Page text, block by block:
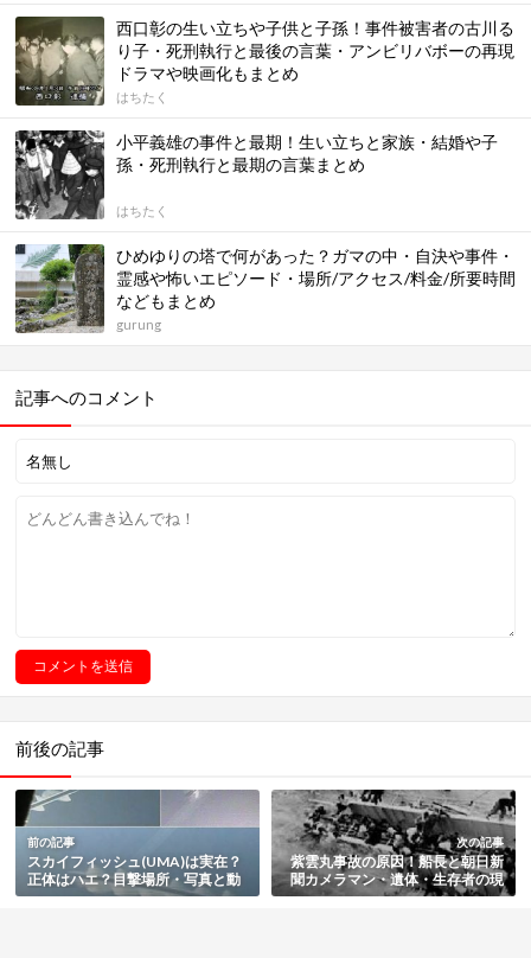
西口彰の生い立ちや子供と子孫！事件被害者の古川る
り子・死刑執行と最後の言葉・アンビリバボーの再現
ドラマや映画化もまとめ
はちたく
小平義雄の事件と最期！生い立ちと家族・結婚や子
孫・死刑執行と最期の言葉まとめ
はちたく
ひめゆりの塔で何があった？ガマの中・自決や事件・
霊感や怖いエピソード・場所/アクセス/料金/所要時間
などもまとめ
gurung
記事へのコメント
前後の記事
前の記事
スカイフィッシュ(UMA)は実在？
正体はハエ？目撃場所・写真と動
画・正体の解明まとめ
次の記事
紫雲丸事故の原因！船長と朝日新
聞カメラマン・遺体・生存者の現
在や呪いの噂もまとめ